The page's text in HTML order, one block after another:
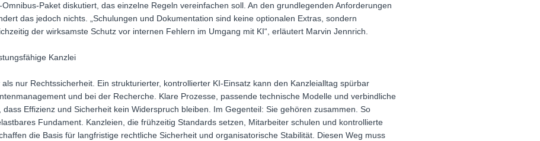
Paket diskutiert, das einzelne Regeln vereinfachen soll. An den grundlegenden Anforderungen
das jedoch nichts. „Schulungen und Dokumentation sind keine optionalen Extras, sondern
der wirksamste Schutz vor internen Fehlern im Umgang mit KI“, erläutert Marvin Jennrich.
Kanzlei
nur Rechtssicherheit. Ein strukturierter, kontrollierter KI-Einsatz kann den Kanzleialltag spürbar
und bei der Recherche. Klare Prozesse, passende technische Modelle und verbindliche
Effizienz und Sicherheit kein Widerspruch bleiben. Im Gegenteil: Sie gehören zusammen. So
Fundament. Kanzleien, die frühzeitig Standards setzen, Mitarbeiter schulen und kontrollierte
die Basis für langfristige rechtliche Sicherheit und organisatorische Stabilität. Diesen Weg muss